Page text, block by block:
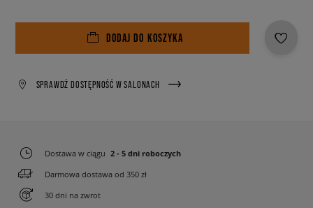
DODAJ DO KOSZYKA
SPRAWDŹ DOSTĘPNOŚĆ W SALONACH
Dostawa w ciągu 2 - 5 dni roboczych
Darmowa dostawa od 350 zł
30 dni na zwrot